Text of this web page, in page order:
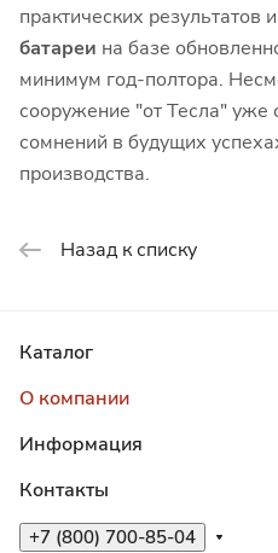
практических результатов
батареи на базе
минимум год-полтора.
сооружение "от Тесла" уже
сомнений в будущих
производства.
Назад к списку
Каталог
О компании
Информация
Контакты
+7 (800) 700-85-04